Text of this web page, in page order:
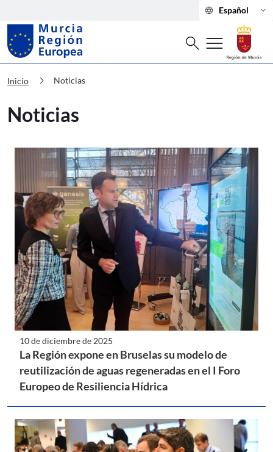
language Español keyboard_arrow_down
Murcia Región Europea Noticias
Buscar
search menu
Inicio chevron_right Noticias
Noticias
10 de diciembre de 2025
La Región expone en Bruselas su modelo de
reutilización de aguas regeneradas en el I Foro
Europeo de Resiliencia Hídrica